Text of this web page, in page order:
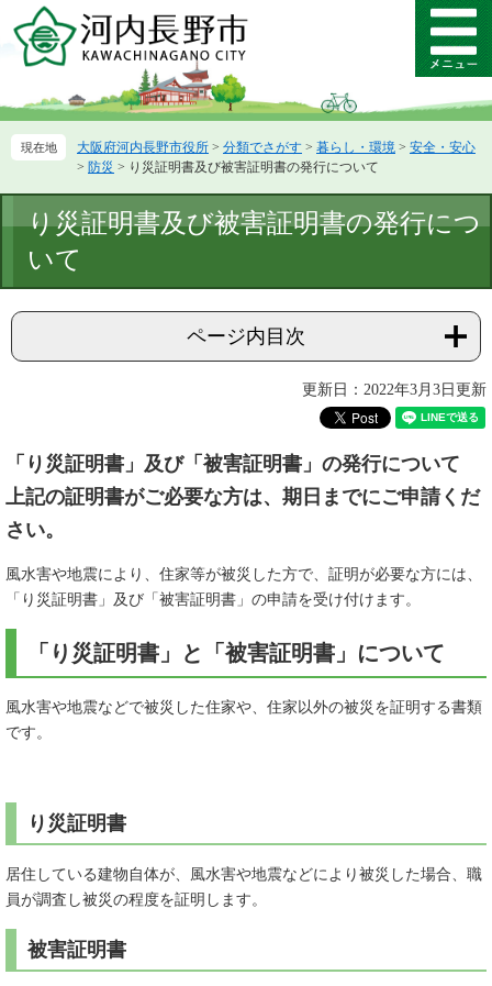
ー
先
ニ
を
て
メ
ニ
ー
大阪府河内長野市役所 > 分類でさがす > 暮らし・環境 > 安全・安心
> 防災 > り災証明書及び被害証明書の発行について
文
り災証明書及び被害証明書の発行につ
いて
ページ内目次
更新日：2022年3月3日更新
「り災証明書」及び「被害証明書」 の発行について
上記の証明書がご必要な方は、期日までにご申請くだ
さい。
風水害や地震により、 住家等が被災した方で、証明が必要な方には、
「り災証明書」及び「被害証明書」の申請を受け付けます。
「り災証明書」と「被害証明書」について
風水害や地震などで被災した住家や、住家以外の被災を証明する書類
です。
り災証明書
居住している建物自体が、風水害や地震などにより被災した場合、職
員が調査し被災の程度を証明します。
被害証明書